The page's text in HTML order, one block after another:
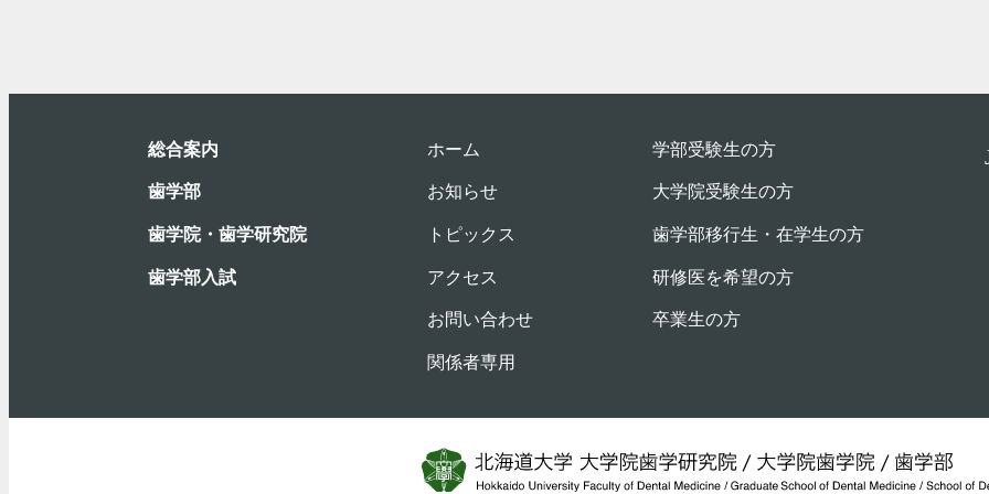
総合案内
⻭学部
歯学院・⻭学研究院
歯学部入試
ホーム
お知らせ
トピックス
アクセス
お問い合わせ
関係者専用
学部受験⽣の⽅
大学院受験生の方
歯学部移行生・在学⽣の⽅
研修医を希望の方
卒業生の方